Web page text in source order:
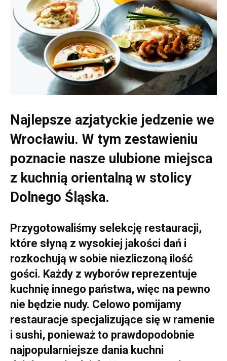
Najlepsze azjatyckie jedzenie we
Wrocławiu. W tym zestawieniu
poznacie nasze ulubione miejsca
z kuchnią orientalną w stolicy
Dolnego Śląska.
Przygotowaliśmy selekcję restauracji,
które słyną z wysokiej jakości dań i
rozkochują w sobie niezliczoną ilość
gości. Każdy z wyborów reprezentuje
kuchnię innego państwa, więc na pewno
nie będzie nudy. Celowo pomijamy
restauracje specjalizujące się w ramenie
i sushi, ponieważ to prawdopodobnie
najpopularniejsze dania kuchni